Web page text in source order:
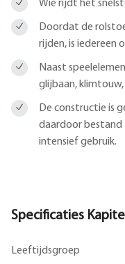
Wie rijdt het
Doordat de
rijden, is iedereen
Naast
glijbaan,
De constructie is
daardoor bestand
intensief gebruik.
Specificaties
Leeftijdsgroep